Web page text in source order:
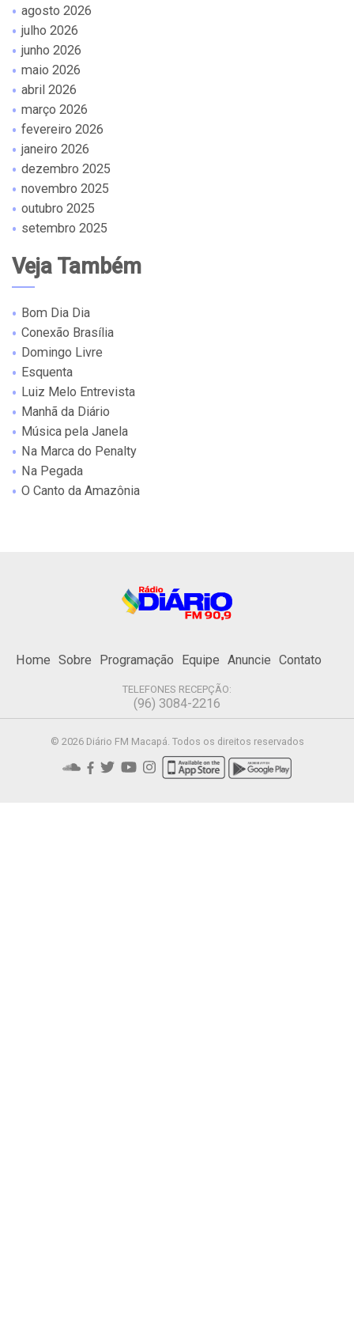
agosto 2026
julho 2026
junho 2026
maio 2026
abril 2026
março 2026
fevereiro 2026
janeiro 2026
dezembro 2025
novembro 2025
outubro 2025
setembro 2025
Veja Também
Bom Dia Dia
Conexão Brasília
Domingo Livre
Esquenta
Luiz Melo Entrevista
Manhã da Diário
Música pela Janela
Na Marca do Penalty
Na Pegada
O Canto da Amazônia
Home Sobre Programação Equipe Anuncie Contato
TELEFONES RECEPÇÃO:
(96) 3084-2216
© 2026 Diário FM Macapá. Todos os direitos reservados